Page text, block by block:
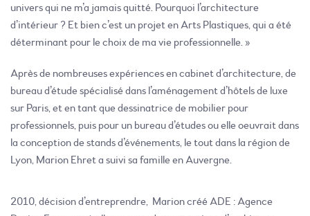
univers qui ne m’a jamais quitté. Pourquoi l’architecture
d’intérieur ? Et bien c’est un projet en Arts Plastiques, qui a été
déterminant pour le choix de ma vie professionnelle. »
Après de nombreuses expériences en cabinet d’architecture, de
bureau d’étude spécialisé dans l’aménagement d’hôtels de luxe
sur Paris, et en tant que dessinatrice de mobilier pour
professionnels, puis pour un bureau d’études ou elle oeuvrait dans
la conception de stands d’événements, le tout dans la région de
Lyon, Marion Ehret a suivi sa famille en Auvergne.
2010, décision d’entreprendre, Marion créé ADE : Agence